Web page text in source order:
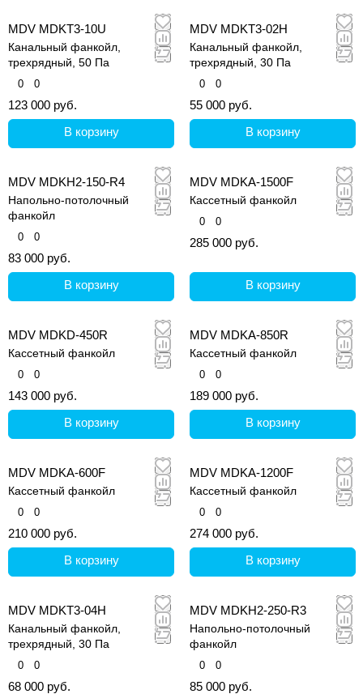
MDV MDKT3-10U
Канальный фанкойл,
трехрядный, 50 Па
0 0
123 000 руб.
В корзину
MDV MDKT3-02H
Канальный фанкойл,
трехрядный, 30 Па
0 0
55 000 руб.
В корзину
MDV MDKH2-150-R4
Напольно-потолочный
фанкойл
0 0
83 000 руб.
В корзину
MDV MDKA-1500F
Кассетный фанкойл
0 0
285 000 руб.
В корзину
MDV MDKD-450R
Кассетный фанкойл
0 0
143 000 руб.
В корзину
MDV MDKA-850R
Кассетный фанкойл
0 0
189 000 руб.
В корзину
MDV MDKA-600F
Кассетный фанкойл
0 0
210 000 руб.
В корзину
MDV MDKA-1200F
Кассетный фанкойл
0 0
274 000 руб.
В корзину
MDV MDKT3-04H
Канальный фанкойл,
трехрядный, 30 Па
0 0
68 000 руб.
MDV MDKH2-250-R3
Напольно-потолочный
фанкойл
0 0
85 000 руб.